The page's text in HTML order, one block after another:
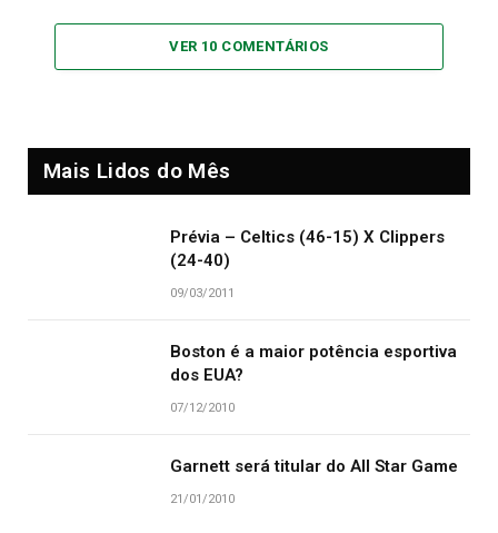
VER 10 COMENTÁRIOS
Mais Lidos do Mês
Prévia – Celtics (46-15) X Clippers
(24-40)
09/03/2011
Boston é a maior potência esportiva
dos EUA?
07/12/2010
Garnett será titular do All Star Game
21/01/2010